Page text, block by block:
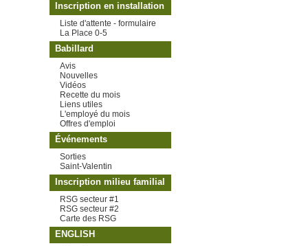
Inscription en installation
Liste d'attente - formulaire
La Place 0-5
Babillard
Avis
Nouvelles
Vidéos
Recette du mois
Liens utiles
L'employé du mois
Offres d'emploi
Événements
Sorties
Saint-Valentin
Inscription milieu familial
RSG secteur #1
RSG secteur #2
Carte des RSG
ENGLISH